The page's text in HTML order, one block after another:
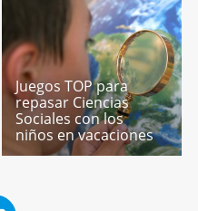
Juegos TOP para
repasar Ciencias
Sociales con los
niños en vacaciones